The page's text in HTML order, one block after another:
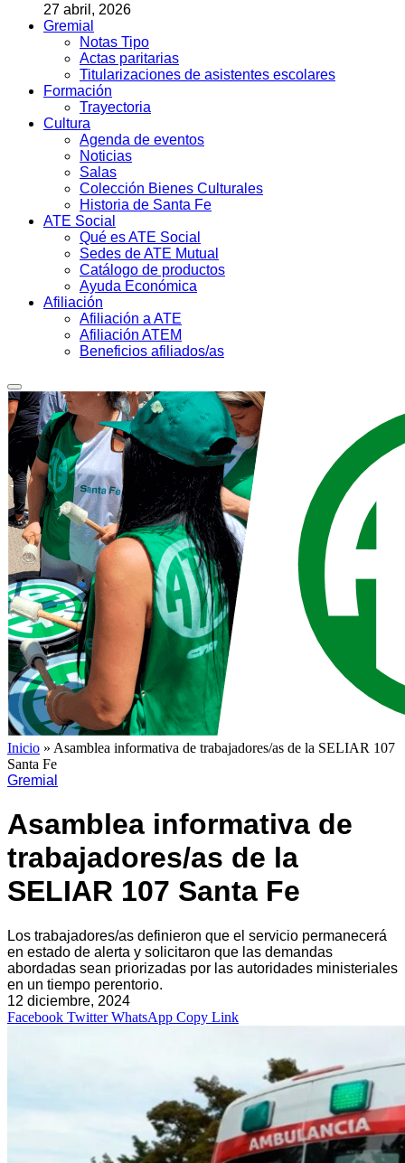
27 abril, 2026
Gremial
Notas Tipo
Actas paritarias
Titularizaciones de asistentes escolares
Formación
Trayectoria
Cultura
Agenda de eventos
Noticias
Salas
Colección Bienes Culturales
Historia de Santa Fe
ATE Social
Qué es ATE Social
Sedes de ATE Mutual
Catálogo de productos
Ayuda Económica
Afiliación
Afiliación a ATE
Afiliación ATEM
Beneficios afiliados/as
Inicio » Asamblea informativa de trabajadores/as de la SELIAR 107
Santa Fe
Gremial
Asamblea informativa de
trabajadores/as de la
SELIAR 107 Santa Fe
Los trabajadores/as definieron que el servicio permanecerá
en estado de alerta y solicitaron que las demandas
abordadas sean priorizadas por las autoridades ministeriales
en un tiempo perentorio.
12 diciembre, 2024
Facebook Twitter WhatsApp Copy Link